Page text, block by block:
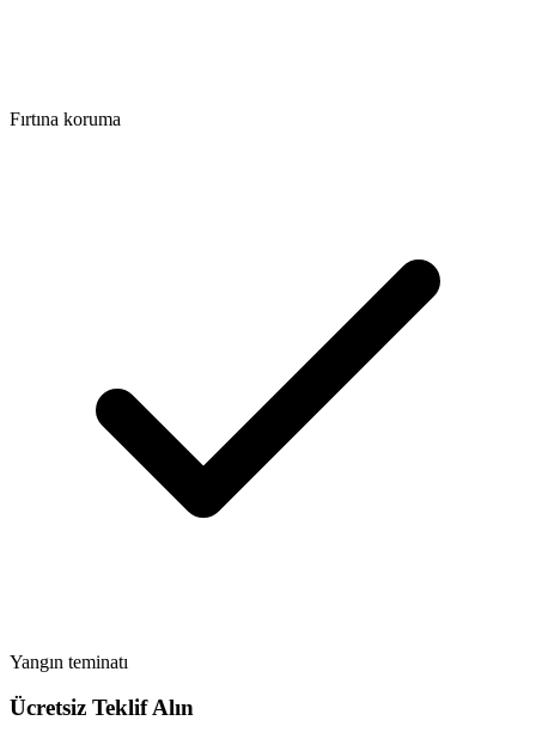
Fırtına koruma
Yangın teminatı
Ücretsiz Teklif Alın